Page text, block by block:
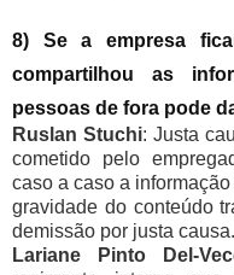
8) Se a empresa
compartilhou as
pessoas de fora pode
Ruslan Stuchi: Justa
cometido pelo
caso a caso a
gravidade do conteúdo
demissão por justa causa.
Lariane Pinto Del-